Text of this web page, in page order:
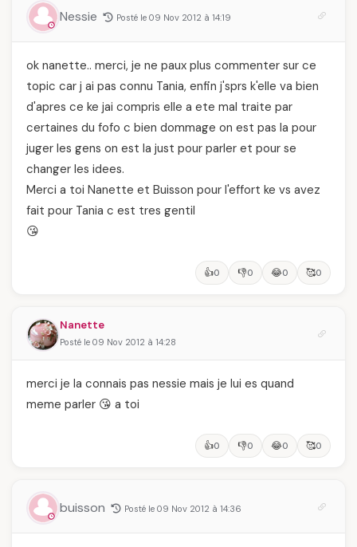
Nessie Posté le 09 Nov 2012 à 14:19
ok nanette.. merci, je ne paux plus commenter sur ce
topic car j ai pas connu Tania, enfin j'sprs k'elle va bien
d'apres ce ke jai compris elle a ete mal traite par
certaines du fofo c bien dommage on est pas la pour
juger les gens on est la just pour parler et pour se
changer les idees.
Merci a toi Nanette et Buisson pour l'effort ke vs avez
fait pour Tania c est tres gentil
😘
👍0 👎0 😂0 🥰0
Nanette
Posté le 09 Nov 2012 à 14:28
merci je la connais pas nessie mais je lui es quand
meme parler 😘 a toi
👍0 👎0 😂0 🥰0
buisson Posté le 09 Nov 2012 à 14:36